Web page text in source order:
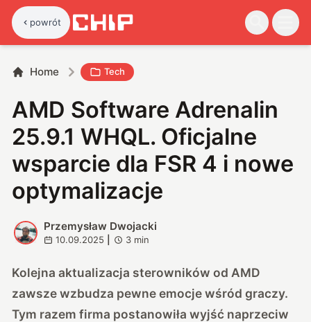
powrót
Home Tech
AMD Software Adrenalin
25.9.1 WHQL. Oficjalne
wsparcie dla FSR 4 i nowe
optymalizacje
P
Przemysław Dwojacki
10.09.2025 3 min
Kolejna aktualizacja sterowników od AMD
zawsze wzbudza pewne emocje wśród graczy.
Tym razem firma postanowiła wyjść naprzeciw